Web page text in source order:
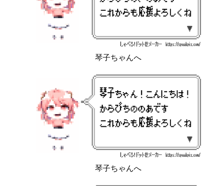
琴子ちゃんへ
琴子ちゃんへ